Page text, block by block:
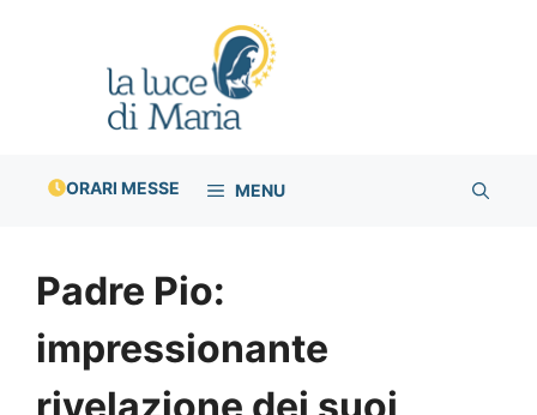
ORARI MESSE MENU
Padre Pio:
impressionante